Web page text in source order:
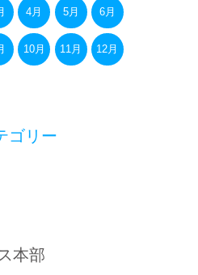
4月 5月 6月
10月 11月 12月
ゴリー
本部